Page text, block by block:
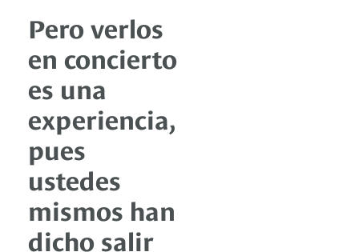
Pero verlos
en concierto
es una
experiencia,
pues
ustedes
mismos han
dicho salir